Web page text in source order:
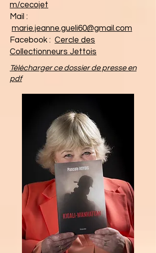
m/cecojet
Mail :
marie.jeanne.gueli60@gmail.com
Facebook : Cercle des
Collectionneurs Jettois
Télécharger ce dossier de presse en
pdf